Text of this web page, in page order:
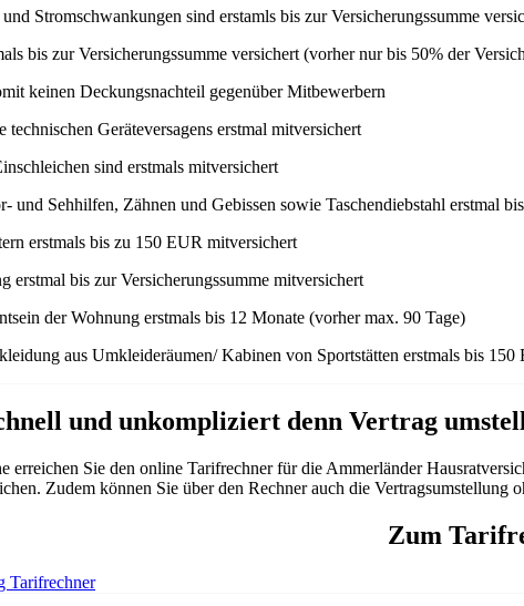
Stromschwankungen sind erstamls bis zur Versicherungssumme
bis zur Versicherungssumme versichert (vorher nur bis 50% der
keinen Deckungsnachteil gegenüber Mitbewerbern
Geräteversagens erstmal mitversichert
sind erstmals mitversichert
und Sehhilfen, Zähnen und Gebissen sowie Taschendiebstahl erstmal
erstmals bis zu 150 EUR mitversichert
erstmal bis zur Versicherungssumme mitversichert
der Wohnung erstmals bis 12 Monate (vorher max. 90 Tage)
aus Umkleideräumen/ Kabinen von Sportstätten erstmals bis 150
und unkompliziert denn Vertrag
erreichen Sie den online Tarifrechner für die Ammerländer
Zudem können Sie über den Rechner auch die Vertragsumstellung
Zum
Tarifrechner